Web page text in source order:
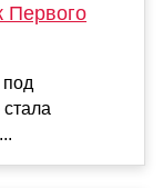
Первого